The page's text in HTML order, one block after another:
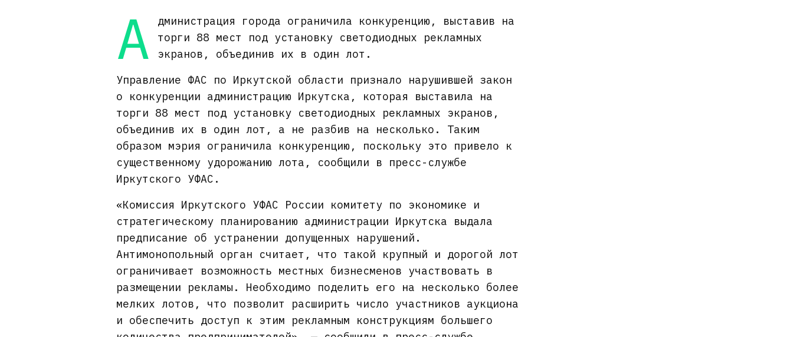
А
дминистрация города ограничила конкуренцию, выставив на
торги 88 мест под установку светодиодных рекламных
экранов, объединив их в один лот.
Управление ФАС по Иркутской области признало нарушившей закон
о конкуренции администрацию Иркутска, которая выставила на
торги 88 мест под установку светодиодных рекламных экранов,
объединив их в один лот, а не разбив на несколько. Таким
образом мэрия ограничила конкуренцию, поскольку это привело к
существенному удорожанию лота, сообщили в пресс-службе
Иркутского УФАС.
«Комиссия Иркутского УФАС России комитету по экономике и
стратегическому планированию администрации Иркутска выдала
предписание об устранении допущенных нарушений.
Антимонопольный орган считает, что такой крупный и дорогой лот
ограничивает возможность местных бизнесменов участвовать в
размещении рекламы. Необходимо поделить его на несколько более
мелких лотов, что позволит расширить число участников аукциона
и обеспечить доступ к этим рекламным конструкциям большего